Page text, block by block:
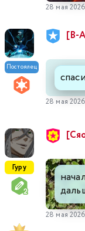
28 мая
Постоялец
[В-
28 мая
Гуру
28 мая